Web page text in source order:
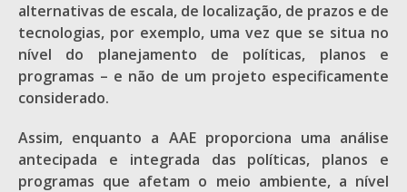
alternativas de escala, de localização, de prazos e de
tecnologias, por exemplo, uma vez que se situa no
nível do planejamento de políticas, planos e
programas – e não de um projeto especificamente
considerado.
Assim, enquanto a AAE proporciona uma análise
antecipada e integrada das políticas, planos e
programas que afetam o meio ambiente, a nível